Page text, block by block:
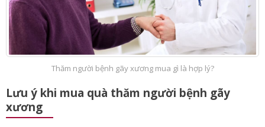
Thăm người bệnh gãy xương mua gì là hợp lý?
Lưu ý khi mua quà thăm người bệnh gãy
xương